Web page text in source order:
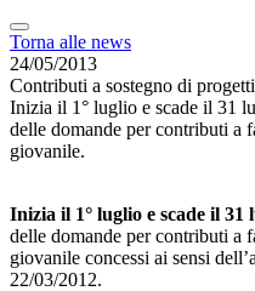
Torna alle news
24/05/2013
Contributi a sostegno di
Inizia il 1° luglio e scade il 31
delle domande per contributi a
giovanile.
Inizia il 1° luglio e scade il 31
delle domande per contributi a
giovanile concessi ai sensi
22/03/2012.